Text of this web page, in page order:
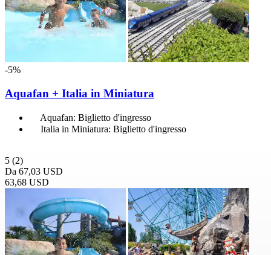
-5%
Aquafan + Italia in Miniatura
Aquafan: Biglietto d'ingresso
Italia in Miniatura: Biglietto d'ingresso
5 (2)
Da 67,03 USD
63,68 USD